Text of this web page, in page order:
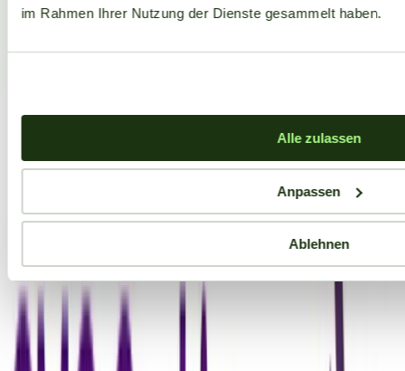
im Rahmen Ihrer Nutzung der Dienste gesammelt haben.
Alle zulassen
Anpassen
Ablehnen